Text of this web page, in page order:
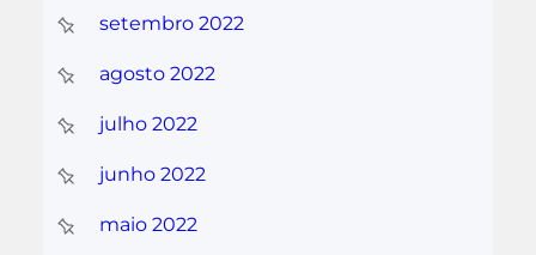
setembro 2022
agosto 2022
julho 2022
junho 2022
maio 2022